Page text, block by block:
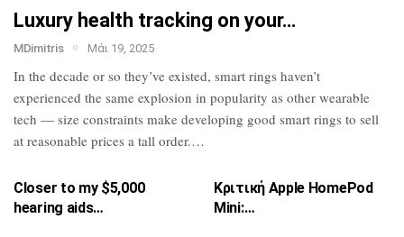
Luxury health tracking on your…
MDimitris Μάι 19, 2025
In the decade or so they’ve existed, smart rings haven’t
experienced the same explosion in popularity as other wearable
tech — size constraints make developing good smart rings to sell
at reasonable prices a tall order.…
Closer to my $5,000
hearing aids…
Κριτική Apple HomePod
Mini:…